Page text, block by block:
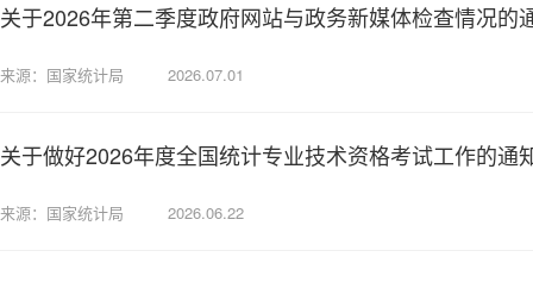
关于2026年第二季度政府网站与政务新媒体检查情况的
来源：国家统计局 2026.07.01
关于做好2026年度全国统计专业技术资格考试工作的通
来源：国家统计局 2026.06.22